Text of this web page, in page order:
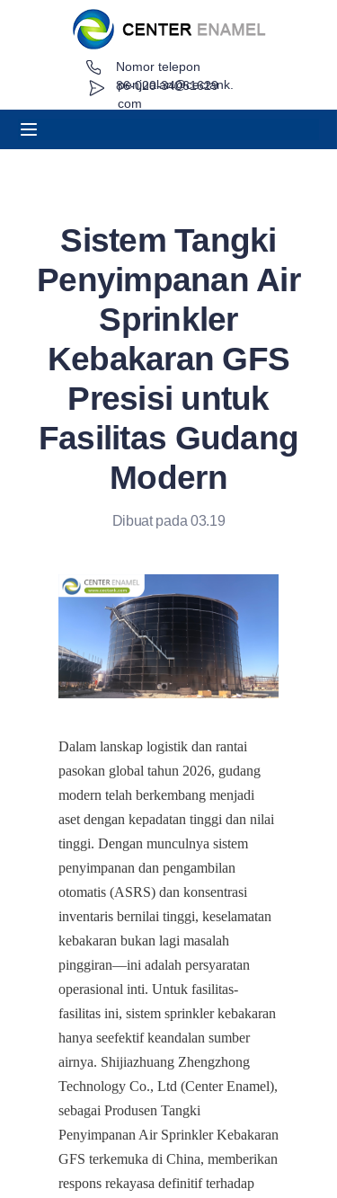
penjualan@cectank.
com
Nomor telepon
86-020-34061629
Sistem Tangki
Penyimpanan Air
Sprinkler
Kebakaran GFS
Presisi untuk
Fasilitas Gudang
Modern
Dibuat pada 03.19
Dalam lanskap logistik dan rantai
pasokan global tahun 2026, gudang
modern telah berkembang menjadi
aset dengan kepadatan tinggi dan nilai
tinggi. Dengan munculnya sistem
penyimpanan dan pengambilan
otomatis (ASRS) dan konsentrasi
inventaris bernilai tinggi, keselamatan
kebakaran bukan lagi masalah
pinggiran—ini adalah persyaratan
operasional inti. Untuk fasilitas-
fasilitas ini, sistem sprinkler kebakaran
hanya seefektif keandalan sumber
airnya. Shijiazhuang Zhengzhong
Technology Co., Ltd (Center Enamel),
sebagai Produsen Tangki
Penyimpanan Air Sprinkler Kebakaran
GFS terkemuka di China, memberikan
respons rekayasa definitif terhadap
Tentang
Minta Penawaran
Berita